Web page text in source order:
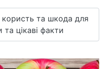
користь та шкода для
цікаві факти